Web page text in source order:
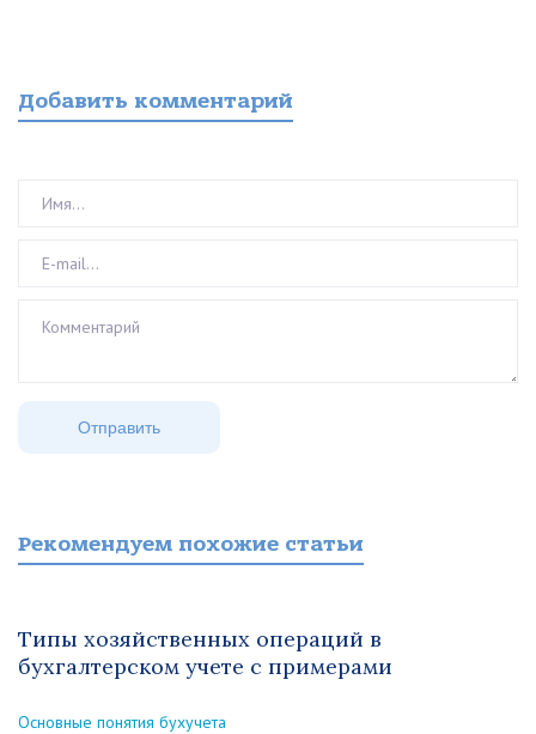
Добавить комментарий
Рекомендуем похожие статьи
Типы хозяйственных операций в
бухгалтерском учете с примерами
Основные понятия бухучета